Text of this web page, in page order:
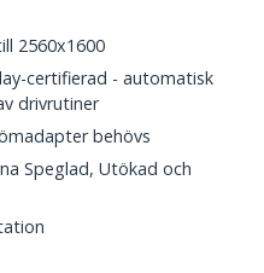
2560x1600
certifierad - automatisk
drivrutiner
behövs
Speglad, Utökad och